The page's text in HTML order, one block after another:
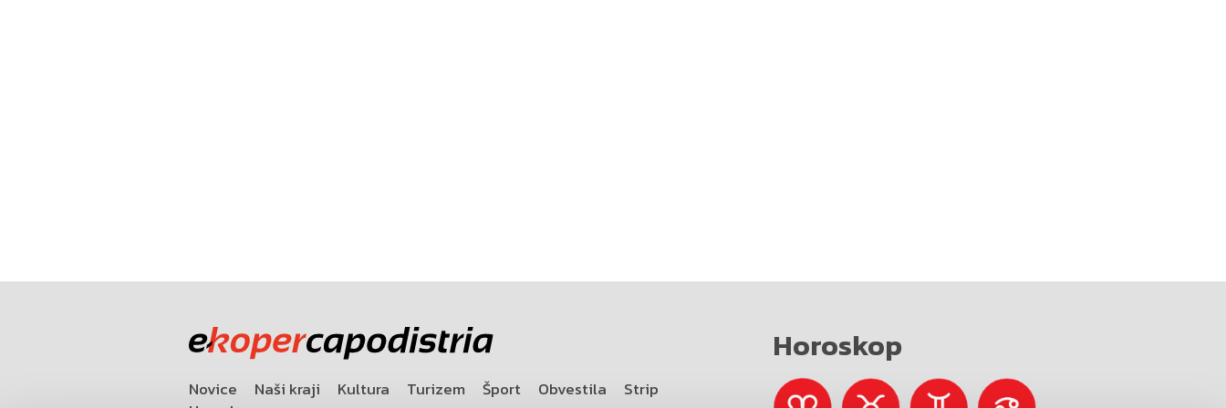
Novice Naši kraji Kultura Turizem Šport Obvestila
Strip
Horoskop